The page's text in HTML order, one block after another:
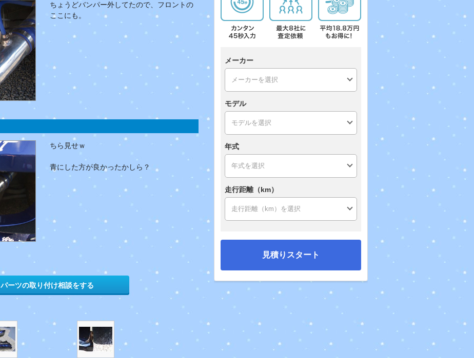
ちょうどバンパー外してたので、フロントの
ここにも。
ちら見せｗ
青にした方が良かったかしら？
パーツの取り付け相談をする
メーカー
モデル
年式
走行距離（km）
見積りスタート